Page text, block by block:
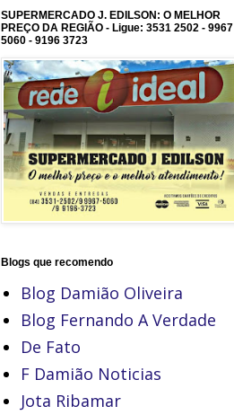
SUPERMERCADO J. EDILSON: O MELHOR
PREÇO DA REGIÃO - Ligue: 3531 2502 - 9967
5060 - 9196 3723
Blogs que recomendo
Blog Damião Oliveira
Blog Fernando A Verdade
De Fato
F Damião Noticias
Jota Ribamar